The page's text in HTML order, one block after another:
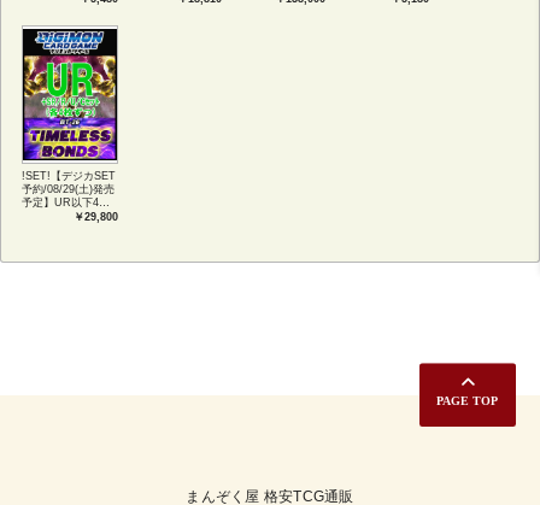
アートカード(JPN)
!SET!【デジカSET
予約/08/29(土)発売
予定】UR以下4コ
ンセット 【BT-￥29,800
まんぞく屋 格安TCG通販